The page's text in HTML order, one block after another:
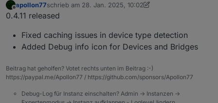
Offline
apollon77schrieb am 28. Jan. 2025, 10:02
zuletzt editiert von apollon77
0.4.11 released
Fixed caching issues in device type detection
Added Debug info icon for Devices and Bridges
Beitrag hat geholfen? Votet rechts unten im Beitrag :-)
https://paypal.me/Apollon77 / https://github.com/sponsors/Apollon77
Debug-Log für Instanz einschalten? Admin -> Instanzen ->